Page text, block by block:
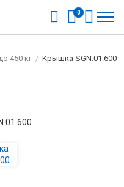
0
450 кг / Крышка SGN.01.600